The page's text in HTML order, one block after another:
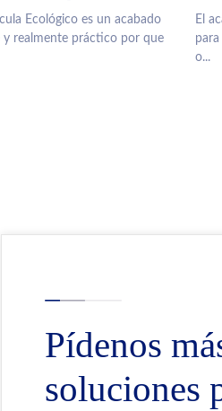
Ecológico es un acabado
y realmente práctico por que
El
o...
Pídenos
soluciones